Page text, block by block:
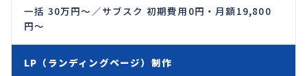
一括 30万円〜／サブスク 初期費用0円・月額19,800
円〜
LP（ランディングページ）制作